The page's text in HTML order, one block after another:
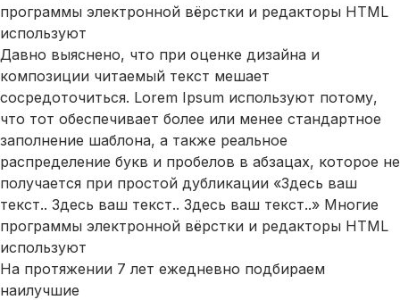
программы электронной вёрстки и редакторы HTML
используют
Давно выяснено, что при оценке дизайна и
композиции читаемый текст мешает
сосредоточиться. Lorem Ipsum используют потому,
что тот обеспечивает более или менее стандартное
заполнение шаблона, а также реальное
распределение букв и пробелов в абзацах, которое не
получается при простой дубликации «Здесь ваш
текст.. Здесь ваш текст.. Здесь ваш текст..» Многие
программы электронной вёрстки и редакторы HTML
используют
На протяжении 7 лет ежедневно подбираем
наилучшие